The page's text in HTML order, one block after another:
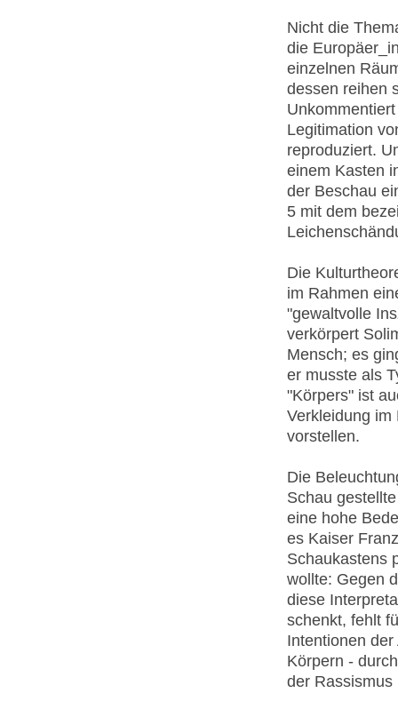
Nicht die
die
einzelnen
dessen reihen
Legitimation
reproduziert.
einem Kasten
der Beschau
5 mit dem
Die
im Rahmen
"gewaltvolle
verkörpert
Mensch; es
er musste als
"Körpers" ist
Verkleidung im
vorstellen.
Die
Schau
eine hohe
es Kaiser
Schaukastens
wollte: Gegen
diese
schenkt, fehlt
Intentionen
Körpern -
der Rassismus